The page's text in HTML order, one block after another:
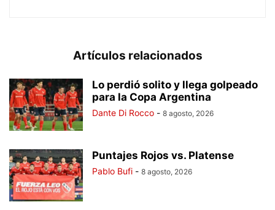
Artículos relacionados
Lo perdió solito y llega golpeado
para la Copa Argentina
Dante Di Rocco - 8 agosto, 2026
Puntajes Rojos vs. Platense
Pablo Bufi - 8 agosto, 2026